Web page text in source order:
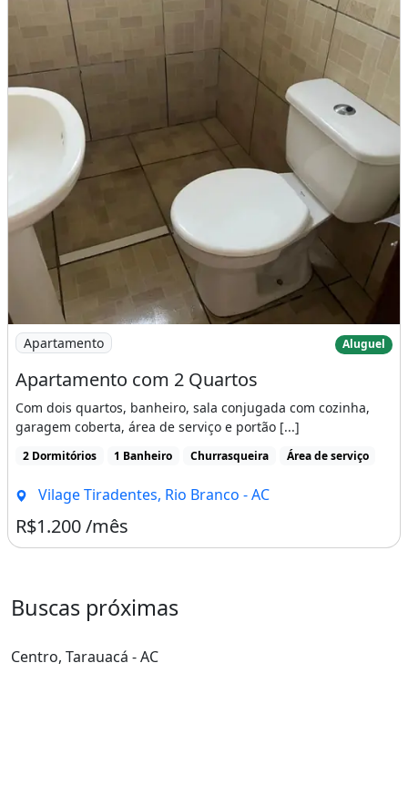
Imagem: Apartamento com 2 Quartos
Apartamento Aluguel
Apartamento com 2 Quartos
Com dois quartos, banheiro, sala conjugada com cozinha,
garagem coberta, área de serviço e portão [...]
2 Dormitórios 1 Banheiro Churrasqueira Área de serviço
Vilage Tiradentes, Rio Branco - AC
R$1.200 /mês
Buscas próximas
Centro, Tarauacá - AC